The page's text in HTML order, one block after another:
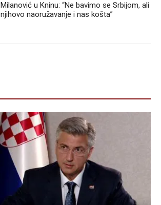
Milanović u Kninu: “Ne bavimo se Srbijom, ali
njihovo naoružavanje i nas košta”